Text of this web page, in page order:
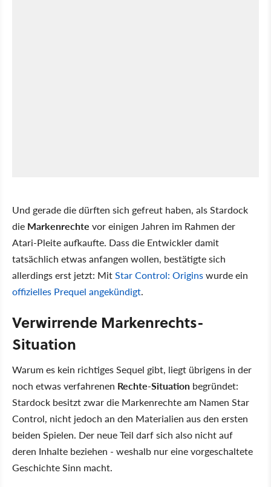
Und gerade die dürften sich gefreut haben, als Stardock
die Markenrechte vor einigen Jahren im Rahmen der
Atari-Pleite aufkaufte. Dass die Entwickler damit
tatsächlich etwas anfangen wollen, bestätigte sich
allerdings erst jetzt: MitStar Control: Originswurde ein
offizielles Prequel angekündigt.
Verwirrende Markenrechts-
Situation
Warum es kein richtiges Sequel gibt, liegt übrigens in der
noch etwas verfahrenen Rechte-Situation begründet:
Stardock besitzt zwar die Markenrechte am Namen Star
Control, nicht jedoch an den Materialien aus den ersten
beiden Spielen. Der neue Teil darf sich also nicht auf
deren Inhalte beziehen - weshalb nur eine vorgeschaltete
Geschichte Sinn macht.